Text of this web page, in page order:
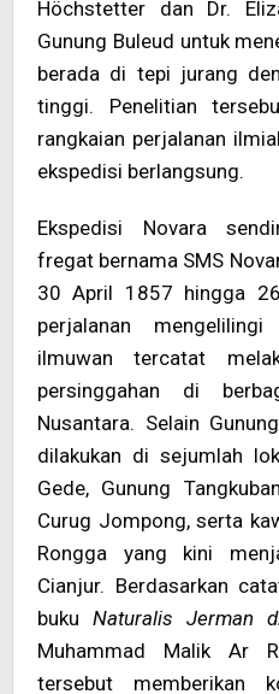
Höchstetter dan Dr.
Gunung Buleud untuk
berada di tepi jurang
tinggi. Penelitian
rangkaian perjalanan
ekspedisi berlangsung.
Ekspedisi Novara
fregat bernama SMS
30 April 1857 hingga
perjalanan
ilmuwan tercatat
persinggahan di
Nusantara. Selain
dilakukan di sejumlah
Gede, Gunung
Curug Jompong, serta
Rongga yang kini
Cianjur. Berdasarkan
buku Naturalis Jerman
Muhammad Malik Ar
tersebut memberikan